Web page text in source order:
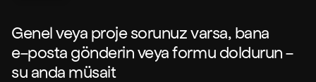
Genel veya proje sorunuz varsa, bana
e-posta gönderin veya formu doldurun -
şu anda müsait